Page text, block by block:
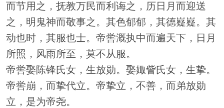
而节用之，抚教万民而利诲之，历日月而迎送
之，明鬼神而敬事之。其色郁郁，其德嶷嶷。其
动也时，其服也士。帝喾溉执中而遍天下，日月
所照，风雨所至，莫不从服。
帝喾娶陈锋氏女，生放勋。娶娵訾氏女，生挚。
帝喾崩，而挚代立。帝挚立，不善，而弟放勋
立，是为帝尧。